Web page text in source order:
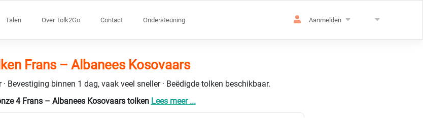
Talen Over Tolk2Go Contact Ondersteuning Aanmelden
Frans – Albanees Kosovaars
Bevestiging binnen 1 dag, vaak veel sneller · Beëdigde tolken beschikbaar.
4 Frans – Albanees Kosovaars tolken Lees meer ...